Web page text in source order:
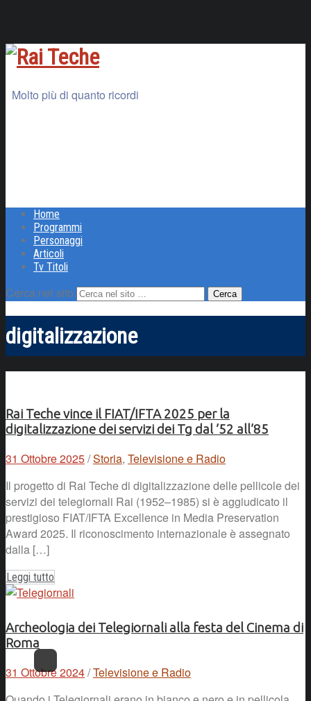
Molto più di quanto ricordi
Home
Programmi
Personaggi
Articoli
Tv Titoli
Cerca nel sito
digitalizzazione
Rai Teche vince il FIAT/IFTA 2025 per la
digitalizzazione dei servizi dei Tg dal ’52 all’85
31 Ottobre 2025/Storia, Televisione e Radio
Il progetto di Rai Teche di digitalizzazione delle pellicole dei
servizi dei telegiornali Rai (1952–1985) si è aggiudicato il
prestigioso FIAT/IFTA Excellence in Media Preservation
Award 2025. Il riconoscimento internazionale è assegnato
dalla […]
Leggi tutto
Archeologia dei Telegiornali alla festa del Cinema di
Roma
31 Ottobre 2024/Televisione e Radio